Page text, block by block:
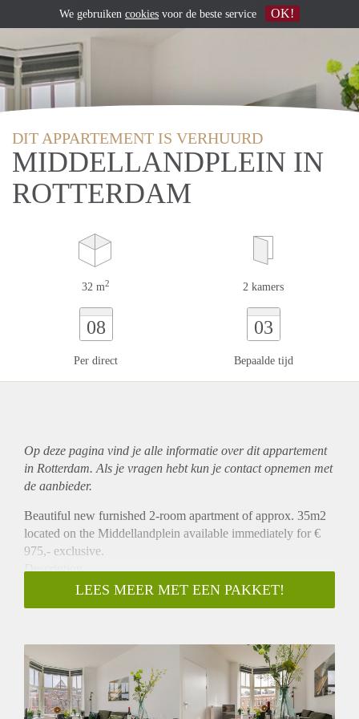
DIT APPARTEMENT IS VERHUURD
MIDDELLANDPLEIN IN
ROTTERDAM
32 m2 2 kamers
08
Per direct
03
Bepaalde tijd
Op deze pagina vind je alle informatie over ditappartement
in Rotterdam. Als je vragen hebt kun je contact opnemen met
de aanbieder.
Beautiful new furnished 2-room apartment of approx. 35m2
located on the Middellandplein available immediately for €
975,- exclusive.
Description
This beautiful apartment is situated at the third floor at the
front. The apartment has a living room with open kitchen
There is a separate bedroom and a bathroom with shower and
sink. There is a separate toilet. The apartment is equipped
with a beautiful floor and window blinds.
Location
LEES MEER MET EEN PAKKET!
We gebruiken cookies voor de beste service OK!